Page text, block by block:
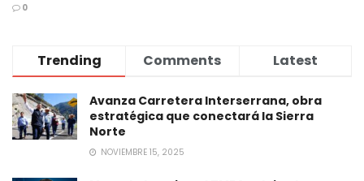
0
Trending Comments Latest
Avanza Carretera Interserrana, obra
estratégica que conectará la Sierra
Norte
NOVIEMBRE 15, 2025